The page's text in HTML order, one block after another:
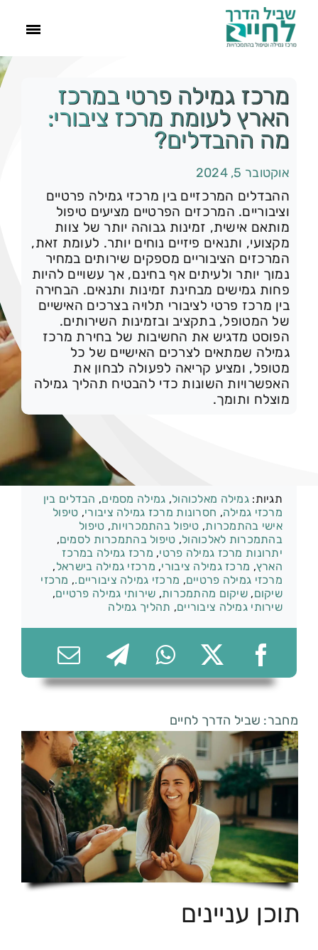
הסיפור שלנו
התמכרויות
תהליך הגמילה
עוד
צור קשר
074-7361656
מרכז גמילה פרטי במרכז
הארץ לעומת מרכז ציבורי:
מה ההבדלים?
אוקטובר 5, 2024
ההבדלים המרכזיים בין מרכזי גמילה פרטיים
וציבוריים. המרכזים הפרטיים מציעים טיפול
מותאם אישית, זמינות גבוהה יותר של צוות
מקצועי, ותנאים פיזיים נוחים יותר. לעומת זאת,
המרכזים הציבוריים מספקים שירותים במחיר
נמוך יותר ולעיתים אף בחינם, אך עשויים להיות
פחות גמישים מבחינת זמינות ותנאים. הבחירה
בין מרכז פרטי לציבורי תלויה בצרכים האישיים
של המטופל, בתקציב ובזמינות השירותים.
הפוסט מדגיש את החשיבות של בחירת מרכז
גמילה שמתאים לצרכים האישיים של כל
מטופל, ומציע קריאה לפעולה לבחון את
האפשרויות השונות כדי להבטיח תהליך גמילה
מוצלח ותומך.
תגיות: גמילה מאלכוהול, גמילה מסמים, הבדלים בין
מרכזי גמילה, חסרונות מרכז גמילה ציבורי, טיפול
אישי בהתמכרות, טיפול בהתמכרויות, טיפול
בהתמכרות לאלכוהול, טיפול בהתמכרות לסמים,
יתרונות מרכז גמילה פרטי, מרכז גמילה במרכז
הארץ, מרכז גמילה ציבורי, מרכזי גמילה בישראל,
מרכזי גמילה פרטיים, מרכזי גמילה ציבוריים., מרכזי
שיקום, שיקום מהתמכרות, שירותי גמילה פרטיים,
שירותי גמילה ציבוריים, תהליך גמילה
מחבר: שביל הדרך לחיים
תוכן עניינים